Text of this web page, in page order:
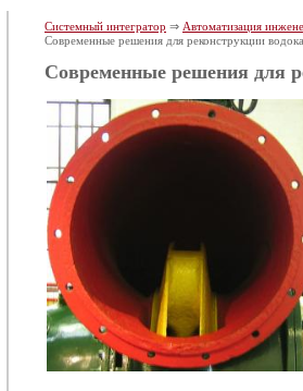
Системный интегратор ⇒ Автоматизация
Современные решения для реконструкции
Современные решения для